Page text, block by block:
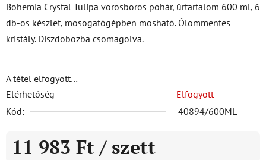
Bohemia Crystal Tulipa vörösboros pohár, űrtartalom 600 ml, 6
db-os készlet, mosogatógépben mosható. Ólommentes
kristály. Díszdobozba csomagolva.
A tétel elfogyott…
Elérhetőség
Elfogyott
Kód:
40894/600ML
11 983 Ft / szett